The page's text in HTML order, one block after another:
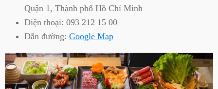
Quận 1, Thành phố Hồ Chí Minh
Điện thoại: 093 212 15 00
Dẫn đường: Google Map